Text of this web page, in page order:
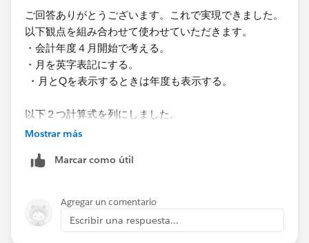
ご回答ありがとうございます。これで実現できました。
以下観点を組み合わせて使わせていただきます。
・会計年度４月開始で考える。
・月を英字表記にする。
・月とQを表示するときは年度も表示する。
以下２つ計算式を列にしました。
Select Date
WHEN 1 THEN [Month name change]
WHEN 3 THEN 'FY '+STR(YEAR([FY adjust]))
END
Mostrar más
Marcar como útil
Agregar un comentario
Escribir una respuesta...